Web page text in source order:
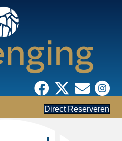
Direct Reserveren